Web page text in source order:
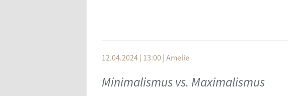
12.04.2024 | 13:00 | Amelie
Minimalismus vs. Maximalismus